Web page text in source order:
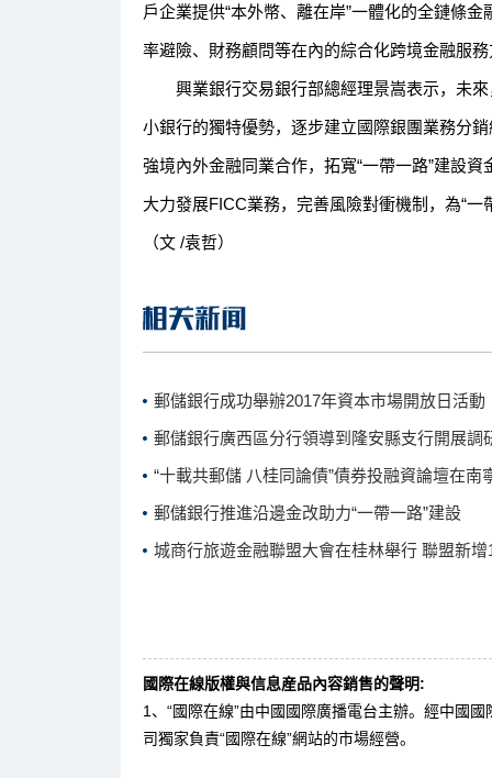
戶企業提供“本外幣、離在岸”一體化的全鏈條
率避險、財務顧問等在內的綜合化跨境金融服
興業銀行交易銀行部總經理景嵩表示，未來
小銀行的獨特優勢，逐步建立國際銀團業務分
強境內外金融同業合作，拓寬“一帶一路”建設
大力發展FICC業務，完善風險對衝機制，為“
（文 /袁哲）
郵儲銀行成功舉辦2017年資本市場開放日活動
郵儲銀行廣西區分行領導到隆安縣支行開展調
“十載共郵儲 八桂同論債”債券投融資論壇在南
郵儲銀行推進沿邊金改助力“一帶一路”建設
城商行旅遊金融聯盟大會在桂林舉行 聯盟新增
國際在線版權與信息産品內容銷售的聲明:
1、“國際在線”由中國國際廣播電台主辦。經中國
司獨家負責“國際在線”網站的市場經營。